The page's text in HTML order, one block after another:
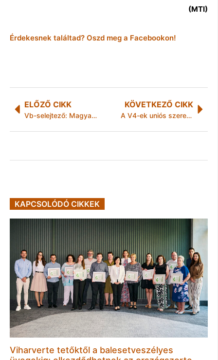
(MTI)
Érdekesnek találtad? Oszd meg a Facebookon!
ELŐZŐ CIKK
Vb-selejtező: Magyarország-Portugália 0-1
KÖVETKEZŐ CIKK
A V4-ek uniós szerepéről és a csoport bővítéséről tárgyaltak az államfők
KAPCSOLÓDÓ CIKKEK
Viharverte tetőktől a balesetveszélyes